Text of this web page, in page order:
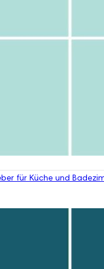
für Küche und